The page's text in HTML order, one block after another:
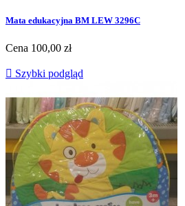
Mata edukacyjna BM LEW 3296C
Cena 100,00 zł
 Szybki podgląd